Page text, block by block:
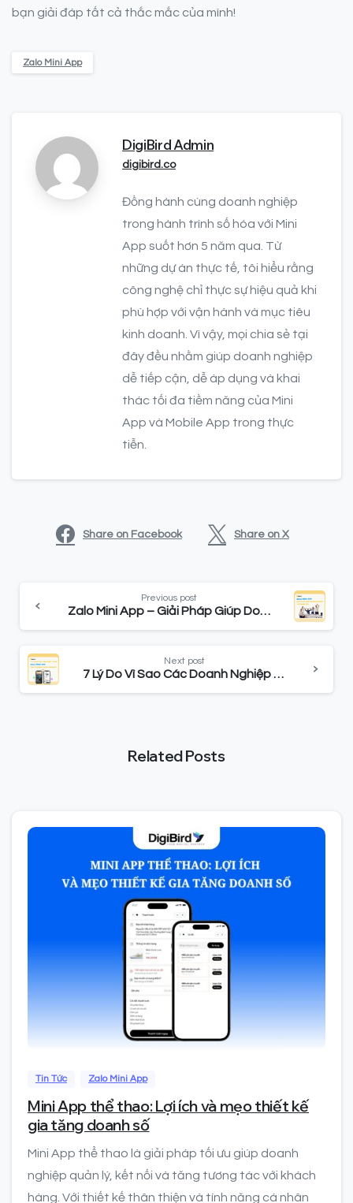
bạn giải đáp tất cả thắc mắc của mình!
Zalo Mini App
DigiBird Admin
digibird.co
Đồng hành cùng doanh nghiệp
trong hành trình số hóa với Mini
App suốt hơn 5 năm qua. Từ
những dự án thực tế, tôi hiểu rằng
công nghệ chỉ thực sự hiệu quả khi
phù hợp với vận hành và mục tiêu
kinh doanh. Vì vậy, mọi chia sẻ tại
đây đều nhằm giúp doanh nghiệp
dễ tiếp cận, dễ áp dụng và khai
thác tối đa tiềm năng của Mini
App và Mobile App trong thực
tiễn.
Share on Facebook Share on X
Previous post
Zalo Mini App – Giải Pháp Giúp Doanh Nghiệp x5 Doanh Thu
Next post
7 Lý Do Vì Sao Các Doanh Nghiệp Nên Phát Triển Zalo Mini App Thay Vì Mobile App và Website!
Related Posts
Tin Tức Zalo Mini App
Mini App thể thao: Lợi ích và mẹo thiết kế
gia tăng doanh số
Mini App thể thao là giải pháp tối ưu giúp doanh
nghiệp quản lý, kết nối và tăng tương tác với khách
hàng. Với thiết kế thân thiện và tính năng cá nhân